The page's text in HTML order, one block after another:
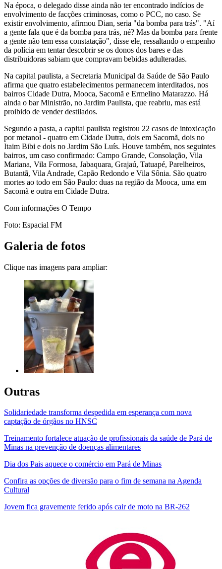
Na época, o delegado disse ainda não ter encontrado indícios de
envolvimento de facções criminosas, como o PCC, no caso. Se
existir envolvimento, afirmou Dian, seria "da bomba para trás". "Aí
a gente fala que é da bomba para trás, né? Mas da bomba para frente
a gente não tem essa constatação", disse ele, ressaltando o empenho
da polícia em tentar descobrir se os donos dos bares e das
distribuidoras sabiam que compravam bebidas adulteradas.
Na capital paulista, a Secretaria Municipal da Saúde de São Paulo
afirma que quatro estabelecimentos permanecem interditados, nos
bairros Cidade Dutra, Mooca, Sacomã e Ermelino Matarazzo. Há
ainda o bar Ministrão, no Jardim Paulista, que reabriu, mas está
proibido de vender destilados.
Segundo a pasta, a capital paulista registrou 22 casos de intoxicação
por metanol - quatro em Cidade Dutra, dois em Sacomã, dois no
Itaim Bibi e dois no Jardim São Luís. Houve também, nos seguintes
bairros, um caso confirmado: Campo Grande, Consolação, Vila
Mariana, Vila Formosa, Jabaquara, Grajaú, Tatuapé, Parelheiros,
Butantã, Vila Andrade, Capão Redondo e Vila Sônia. São quatro
mortes ao todo em São Paulo: duas na região da Mooca, uma em
Sacomã e outra em Cidade Dutra.
Com informações O Tempo
Foto: Espacial FM
Galeria de fotos
Clique nas imagens para ampliar:
Outras
Solidariedade transforma despedida em esperança com nova
captação de órgãos no HNSC
Treinamento fortalece atuação de profissionais da saúde de Pará de
Minas na prevenção de doenças alimentares
Dia dos Pais aquece o comércio em Pará de Minas
Confira as opções de diversão para o fim de semana na Agenda
Cultural
Jovem fica gravemente ferido após cair de moto na BR-262